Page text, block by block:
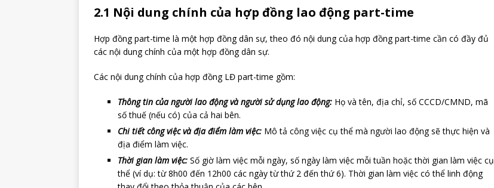
2.1 Nội dung chính của hợp đồng lao động part-time
Hợp đồng part-time là một hợp đồng dân sự, theo đó nội dung của hợp đồng part-time cần có đầy đủ
các nội dung chính của một hợp đồng dân sự.
Các nội dung chính của hợp đồng LĐ part-time gồm:
Thông tin của người lao động và người sử dụng lao động: Họ và tên, địa chỉ, số CCCD/CMND, mã
số thuế (nếu có) của cả hai bên.
Chi tiết công việc và địa điểm làm việc: Mô tả công việc cụ thể mà người lao động sẽ thực hiện và
địa điểm làm việc.
Thời gian làm việc: Số giờ làm việc mỗi ngày, số ngày làm việc mỗi tuần hoặc thời gian làm việc cụ
thể (ví dụ: từ 8h00 đến 12h00 các ngày từ thứ 2 đến thứ 6). Thời gian làm việc có thể linh động